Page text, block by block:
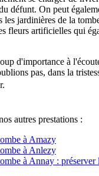
défunt. On peut
les jardinières de la
fleurs artificielles qui
d'importance à
pas, dans la
autres prestations :
à Amazy
à Anlezy
à Annay : préserver